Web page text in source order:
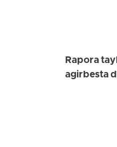
Rapora
agirbesta